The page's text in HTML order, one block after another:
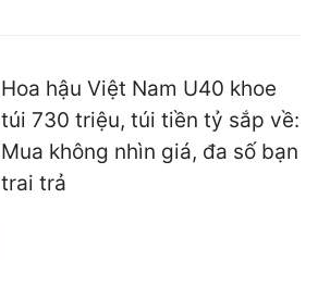
Hoa hậu Việt Nam U40 khoe
túi 730 triệu, túi tiền tỷ sắp về:
Mua không nhìn giá, đa số bạn
trai trả